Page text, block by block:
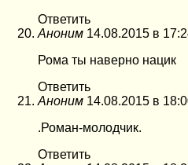
Ответить
Аноним 14.08.2015 в
Рома ты наверно нацик
Ответить
Аноним 14.08.2015 в
.Роман-молодчик.
Ответить